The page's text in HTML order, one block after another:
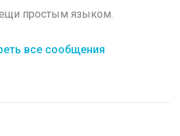
простым языком.
все сообщения